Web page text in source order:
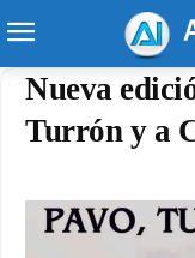
Nueva
Turrón y a